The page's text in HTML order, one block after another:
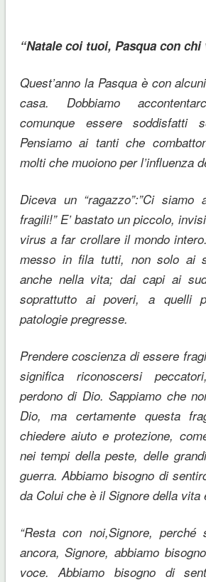
“Natale coi tuoi, Pasqua con chi
Quest’anno la Pasqua è con
casa. Dobbiamo
comunque essere soddisfatti
Pensiamo ai tanti che
molti che muoiono per l’influenza
Diceva un “ragazzo”:”Ci
fragili!” E’ bastato un piccolo,
virus a far crollare il mondo
messo in fila tutti, non solo ai
anche nella vita; dai capi ai
soprattutto ai poveri, a quelli
patologie pregresse.
Prendere coscienza di essere
significa riconoscersi
perdono di Dio. Sappiamo che
Dio, ma certamente questa
chiedere aiuto e protezione,
nei tempi della peste, delle
guerra. Abbiamo bisogno di
da Colui che è il Signore della vita
“Resta con noi,Signore,
ancora, Signore, abbiamo
voce. Abbiamo bisogno di